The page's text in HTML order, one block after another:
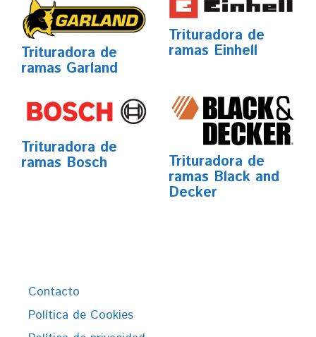
Trituradora de
ramas Garland
Trituradora de
ramas Einhell
Trituradora de
ramas Bosch Trituradora de
ramas Black and
Decker
Contacto
Política de Cookies